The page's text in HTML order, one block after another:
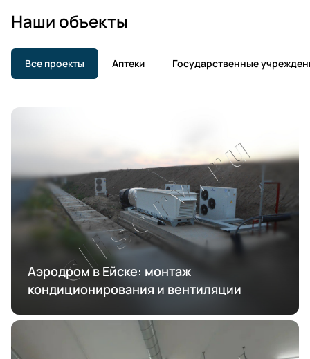
Наши объекты
Все проекты Аптеки Государственные
Аэродром в Ейске: монтаж
кондиционирования и вентиляции